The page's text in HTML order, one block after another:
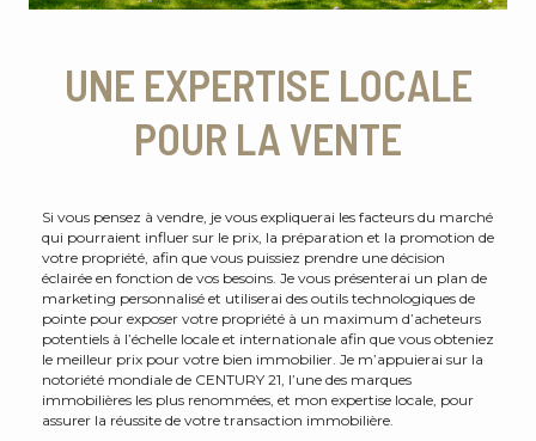
UNE EXPERTISE LOCALE
POUR LA VENTE
Si vous pensez à vendre, je vous expliquerai les facteurs du marché
qui pourraient influer sur le prix, la préparation et la promotion de
votre propriété, afin que vous puissiez prendre une décision
éclairée en fonction de vos besoins. Je vous présenterai un plan de
marketing personnalisé et utiliserai des outils technologiques de
pointe pour exposer votre propriété à un maximum d’acheteurs
potentiels à l’échelle locale et internationale afin que vous obteniez
le meilleur prix pour votre bien immobilier. Je m’appuierai sur la
notoriété mondiale de CENTURY 21, l’une des marques
immobilières les plus renommées, et mon expertise locale, pour
assurer la réussite de votre transaction immobilière.